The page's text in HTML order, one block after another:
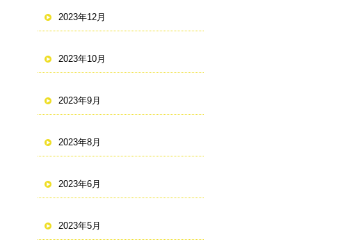
2023年12月
2023年10月
2023年9月
2023年8月
2023年6月
2023年5月